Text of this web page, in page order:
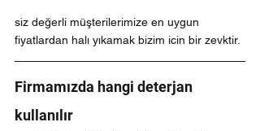
siz değerli müşterilerimize en uygun
fiyatlardan halı yıkamak bizim icin bir zevktir.
Firmamızda hangi deterjan
kullanılır